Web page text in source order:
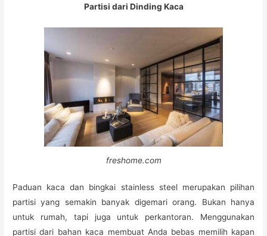
Partisi dari Dinding Kaca
freshome.com
Paduan kaca dan bingkai stainless steel merupakan pilihan
partisi yang semakin banyak digemari orang. Bukan hanya
untuk rumah, tapi juga untuk perkantoran. Menggunakan
partisi dari bahan kaca membuat Anda bebas memilih kapan